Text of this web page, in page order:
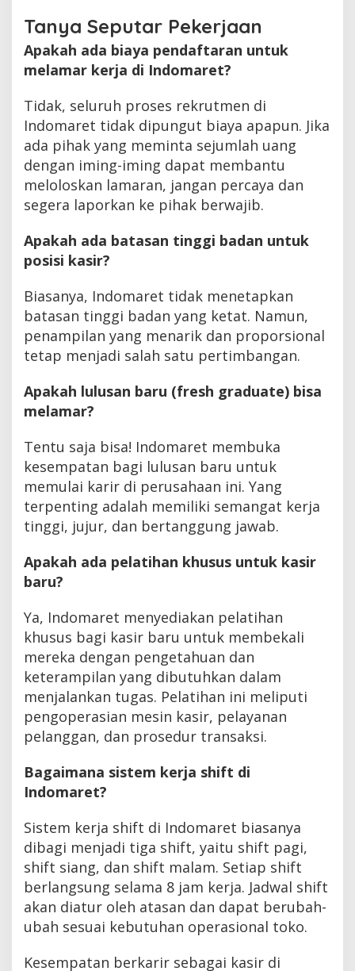
Tanya Seputar Pekerjaan
Apakah ada biaya pendaftaran untuk
melamar kerja di Indomaret?
Tidak, seluruh proses rekrutmen di
Indomaret tidak dipungut biaya apapun. Jika
ada pihak yang meminta sejumlah uang
dengan iming-iming dapat membantu
meloloskan lamaran, jangan percaya dan
segera laporkan ke pihak berwajib.
Apakah ada batasan tinggi badan untuk
posisi kasir?
Biasanya, Indomaret tidak menetapkan
batasan tinggi badan yang ketat. Namun,
penampilan yang menarik dan proporsional
tetap menjadi salah satu pertimbangan.
Apakah lulusan baru (fresh graduate) bisa
melamar?
Tentu saja bisa! Indomaret membuka
kesempatan bagi lulusan baru untuk
memulai karir di perusahaan ini. Yang
terpenting adalah memiliki semangat kerja
tinggi, jujur, dan bertanggung jawab.
Apakah ada pelatihan khusus untuk kasir
baru?
Ya, Indomaret menyediakan pelatihan
khusus bagi kasir baru untuk membekali
mereka dengan pengetahuan dan
keterampilan yang dibutuhkan dalam
menjalankan tugas. Pelatihan ini meliputi
pengoperasian mesin kasir, pelayanan
pelanggan, dan prosedur transaksi.
Bagaimana sistem kerja shift di
Indomaret?
Sistem kerja shift di Indomaret biasanya
dibagi menjadi tiga shift, yaitu shift pagi,
shift siang, dan shift malam. Setiap shift
berlangsung selama 8 jam kerja. Jadwal shift
akan diatur oleh atasan dan dapat berubah-
ubah sesuai kebutuhan operasional toko.
Kesempatan berkarir sebagai kasir di